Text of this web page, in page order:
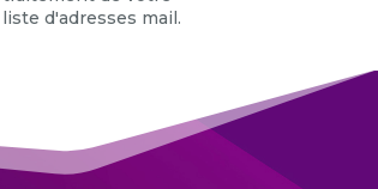
liste d'adresses mail.